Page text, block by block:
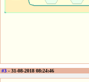
#3 - 31-08-2018 08:24:46